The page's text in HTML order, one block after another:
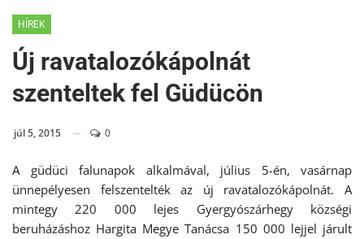
HÍREK
Új ravatalozókápolnát
szenteltek fel Güdücön
júl 5, 2015 0
A güdüci falunapok alkalmával, július 5-én, vasárnap
ünnepélyesen felszentelték az új ravatalozókápolnát. A
mintegy 220 000 lejes Gyergyószárhegy községi
beruházáshoz Hargita Megye Tanácsa 150 000 lejjel járult